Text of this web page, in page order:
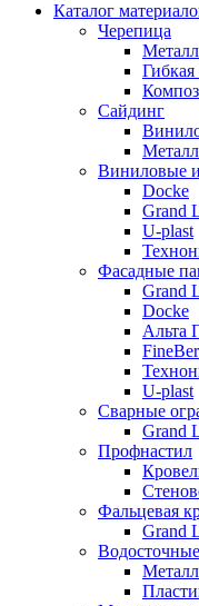
Каталог
Черепица
Гибкая
Сайдинг
Виниловые
Docke
Grand
U-plast
Фасадные
Grand
Docke
Альта
FineBer
U-plast
Сварные
Grand
Профнастил
Фальцевая
Grand